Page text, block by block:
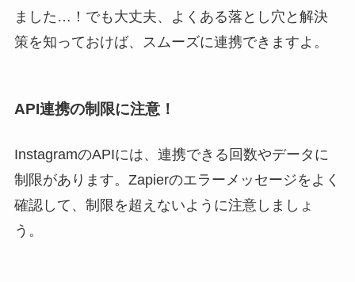
ました…！でも大丈夫、よくある落とし穴と解決
策を知っておけば、スムーズに連携できますよ。
API連携の制限に注意！
InstagramのAPIには、連携できる回数やデータに
制限があります。Zapierのエラーメッセージをよく
確認して、制限を超えないように注意しましょ
う。